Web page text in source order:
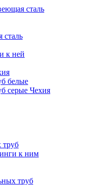
сталь
сталь
к ней
белые
серые Чехия
труб
к ним
труб